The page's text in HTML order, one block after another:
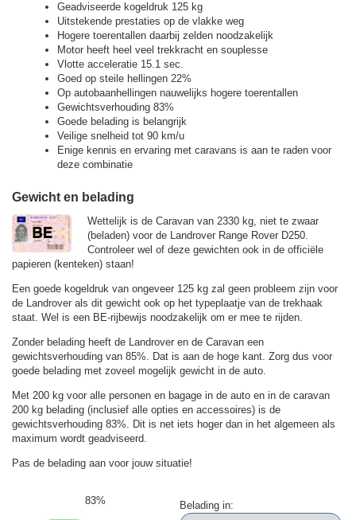
Geadviseerde kogeldruk 125 kg
Uitstekende prestaties op de vlakke weg
Hogere toerentallen daarbij zelden noodzakelijk
Motor heeft heel veel trekkracht en souplesse
Vlotte acceleratie 15.1 sec.
Goed op steile hellingen 22%
Op autobaanhellingen nauwelijks hogere toerentallen
Gewichtsverhouding 83%
Goede belading is belangrijk
Veilige snelheid tot 90 km/u
Enige kennis en ervaring met caravans is aan te raden voor
deze combinatie
Gewicht en belading
Wettelijk is de Caravan van 2330 kg, niet te zwaar
(beladen) voor de Landrover Range Rover D250.
Controleer wel of deze gewichten ook in de officiële
papieren (kenteken) staan!
Een goede kogeldruk van ongeveer 125 kg zal geen probleem zijn voor
de Landrover als dit gewicht ook op het typeplaatje van de trekhaak
staat. Wel is een BE-rijbewijs noodzakelijk om er mee te rijden.
Zonder belading heeft de Landrover en de Caravan een
gewichtsverhouding van 85%. Dat is aan de hoge kant. Zorg dus voor
goede belading met zoveel mogelijk gewicht in de auto.
Met 200 kg voor alle personen en bagage in de auto en in de caravan
200 kg belading (inclusief alle opties en accessoires) is de
gewichtsverhouding 83%. Dit is net iets hoger dan in het algemeen als
maximum wordt geadviseerd.
Pas de belading aan voor jouw situatie!
83% Belading in: